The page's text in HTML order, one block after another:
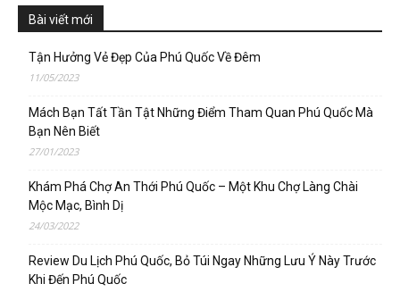
Bài viết mới
Tận Hưởng Vẻ Đẹp Của Phú Quốc Về Đêm
11/05/2023
Mách Bạn Tất Tần Tật Những Điểm Tham Quan Phú Quốc Mà
Bạn Nên Biết
27/01/2023
Khám Phá Chợ An Thới Phú Quốc – Một Khu Chợ Làng Chài
Mộc Mạc, Bình Dị
24/03/2022
Review Du Lịch Phú Quốc, Bỏ Túi Ngay Những Lưu Ý Này Trước
Khi Đến Phú Quốc